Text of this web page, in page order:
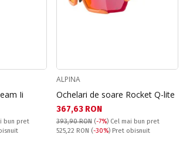
Ii
bun pret
ALPINA
Ochelari de soare Rocket Q-lite
Текуща цена:
367,63 RON
393,90 RON (-7%) Cel mai bun pret
Pret obisnuit:
525,22 RON (-30%) Pret obisnuit